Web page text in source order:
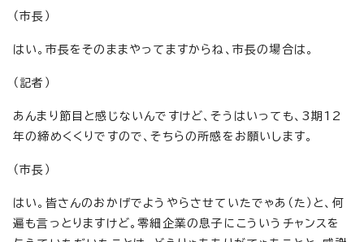
（市長）
はい。市長をそのままやってますからね、市長の場合は。
（記者）
あんまり節目と感じないんですけど、そうはいっても、3期12
年の締めくくりですので、そちらの所感をお願いします。
（市長）
はい。皆さんのおかげでようやらさせていたでゃあ（た）と、何
遍も言っとりますけど。零細企業の息子にこういうチャンスを